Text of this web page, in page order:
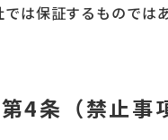
は保証するものでは
第4条（禁止事